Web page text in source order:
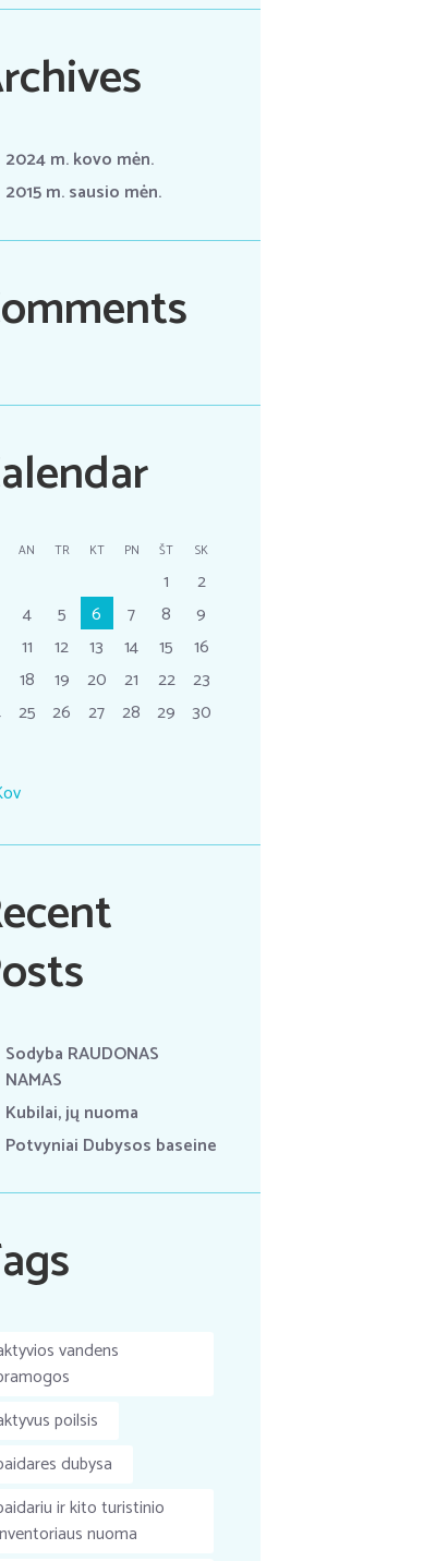
2024 m. kovo mėn.
2015 m. sausio mėn.
AN TR KT PN ŠT SK
1
2
4 5 6 7 8
9
11 12 13 14 15
16
18 19 20 21 22
23
25 26 27 28 29 30
Sodyba RAUDONAS
NAMAS
Kubilai, jų nuoma
Potvyniai Dubysos baseine
vandens
poilsis
dubysa
ir kito turistinio
nuoma